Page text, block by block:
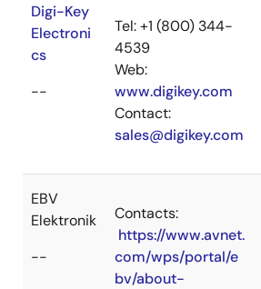
Digi-Key
Electroni
cs
--
Tel: +1 (800) 344-
4539
Web:
www.digikey.com
Contact:
sales@digikey.com
EBV
Elektronik
--
Contacts:
https://www.avnet.
com/wps/portal/e
bv/about-